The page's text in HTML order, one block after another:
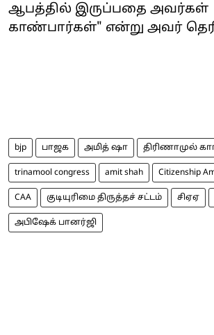
ஆபத்தில் இருப்பதை அவர்கள்
காண்பார்கள்" என்று அவர்
bjp பாஜக அமித் ஷா திரிணாமுல்
trinamool congress amit shah Citizenship
CAA குடியுரிமை திருத்தச் சட்டம் சிஏஏ
அபிஷேக் பானர்ஜி